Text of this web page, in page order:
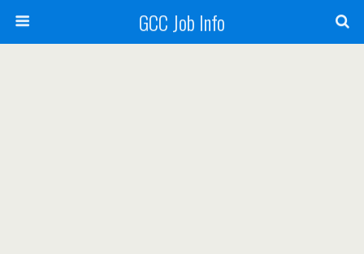
GCC Job Info